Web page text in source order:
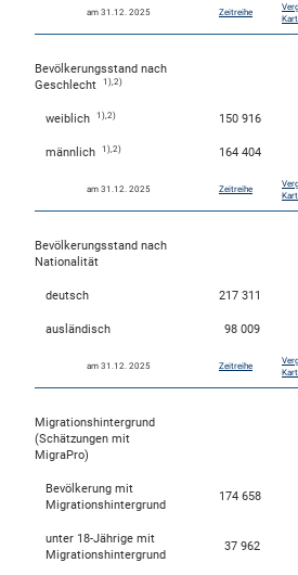
am 31.12. 2025 Zeitreihe
Bevölkerungsstand nach
Geschlecht 1),2)
weiblich 1),2) 150 916
männlich 1),2) 164 404
am 31.12. 2025 Zeitreihe
Bevölkerungsstand nach
Nationalität
deutsch 217 311
ausländisch 98 009
am 31.12. 2025 Zeitreihe
Migrationshintergrund
(Schätzungen mit
MigraPro)
Bevölkerung mit
Migrationshintergrund
174 658
unter 18-Jährige mit
Migrationshintergrund
37 962